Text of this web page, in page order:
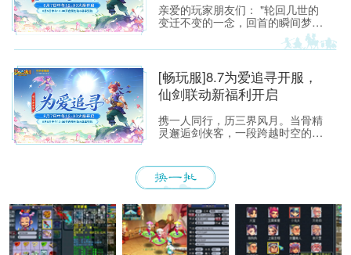
亲爱的玩家朋友们： "轮回几世的
变迁不变的一念，回首的瞬间梦醒
融化如雪，盛开为你埋葬的誓
言"——当这首熟悉的旋律响起，每
烟火中的少侠，心头都会泛起阵阵
涟漪。那一瞬的悸动，是我们在锦
瑟年华中与梦幻相遇的美好，也是
响。
[畅玩服]8.7为爱追寻开服，
仙剑联动新福利开启
携一人同行，历三界风月。当骨精
灵邂逅剑侠客，一段跨越时空的浪